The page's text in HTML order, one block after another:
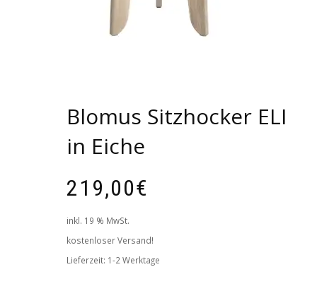
Blomus Sitzhocker ELI
in Eiche
219,00€
inkl. 19 % MwSt.
kostenloser Versand!
Lieferzeit: 1-2 Werktage